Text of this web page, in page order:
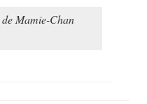
Mamie-Chan